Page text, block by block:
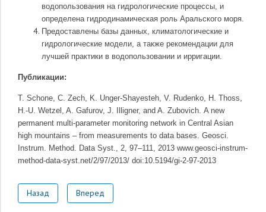
водопользования на гидрологические процессы, и
определена гидродинамическая роль Аральского моря.
Предоставлены базы данных, климатологические и
гидрологические модели, а также рекомендации для
лучшей практики в водопользовании и ирригации.
Публикации:
T. Schone, C. Zech, K. Unger-Shayesteh, V. Rudenko, H. Thoss,
H.-U. Wetzel, A. Gafurov, J. Illigner, and A. Zubovich. A new
permanent multi-parameter monitoring network in Central Asian
high mountains – from measurements to data bases. Geosci.
Instrum. Method. Data Syst., 2, 97–111, 2013 www.geosci-instrum-
method-data-syst.net/2/97/2013/ doi:10.5194/gi-2-97-2013
Назад Вперед